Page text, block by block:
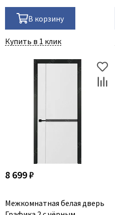
В корзину
Купить в 1 клик
8 699 ₽
Межкомнатная белая дверь